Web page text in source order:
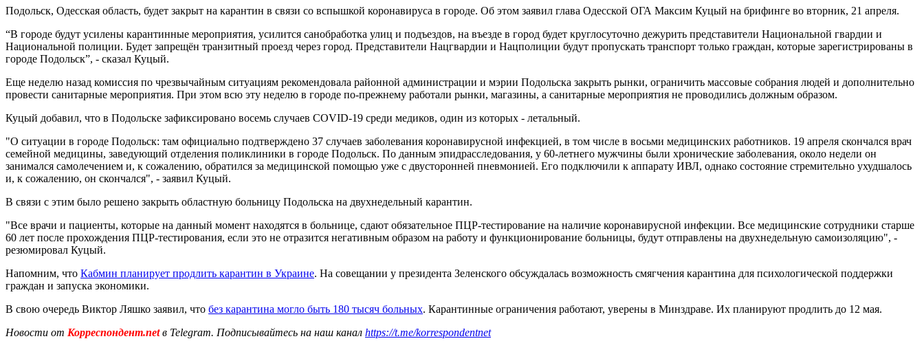
Подольск, Одесская область, будет закрыт на карантин в связи со вспышкой коронавируса в городе. Об этом заявил глава Одесской ОГА Максим Куцый на брифинге во вторник, 21 апреля.
“В городе будут усилены карантинные мероприятия, усилится санобработка улиц и подъездов, на въезде в город будет круглосуточно дежурить представители Национальной гвардии и
Национальной полиции. Будет запрещён транзитный проезд через город. Представители Нацгвардии и Нацполиции будут пропускать транспорт только граждан, которые зарегистрированы в
городе Подольск”, - сказал Куцый.
Еще неделю назад комиссия по чрезвычайным ситуациям рекомендовала районной администрации и мэрии Подольска закрыть рынки, ограничить массовые собрания людей и дополнительно
провести санитарные мероприятия. При этом всю эту неделю в городе по-прежнему работали рынки, магазины, а санитарные мероприятия не проводились должным образом.
Куцый добавил, что в Подольске зафиксировано восемь случаев COVID-19 среди медиков, один из которых - летальный.
"О ситуации в городе Подольск: там официально подтверждено 37 случаев заболевания коронавирусной инфекцией, в том числе в восьми медицинских работников. 19 апреля скончался врач
семейной медицины, заведующий отделения поликлиники в городе Подольск. По данным эпидрасследования, у 60-летнего мужчины были хронические заболевания, около недели он
занимался самолечением и, к сожалению, обратился за медицинской помощью уже с двусторонней пневмонией. Его подключили к аппарату ИВЛ, однако состояние стремительно ухудшалось
и, к сожалению, он скончался", - заявил Куцый.
В связи с этим было решено закрыть областную больницу Подольска на двухнедельный карантин.
"Все врачи и пациенты, которые на данный момент находятся в больнице, сдают обязательное ПЦР-тестирование на наличие коронавирусной инфекции. Все медицинские сотрудники старше
60 лет после прохождения ПЦР-тестирования, если это не отразится негативным образом на работу и функционирование больницы, будут отправлены на двухнедельную самоизоляцию", -
резюмировал Куцый.
Напомним, что Кабмин планирует продлить карантин в Украине. На совещании у президента Зеленского обсуждалась возможность смягчения карантина для психологической поддержки
граждан и запуска экономики.
В свою очередь Виктор Ляшко заявил, что без карантина могло быть 180 тысяч больных. Карантинные ограничения работают, уверены в Минздраве. Их планируют продлить до 12 мая.
Новости от Корреспондент.netв Telegram. Подписывайтесь на наш канал https://t.me/korrespondentnet